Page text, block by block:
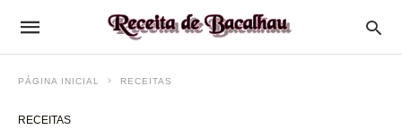
PÁGINA INICIAL RECEITAS
RECEITAS